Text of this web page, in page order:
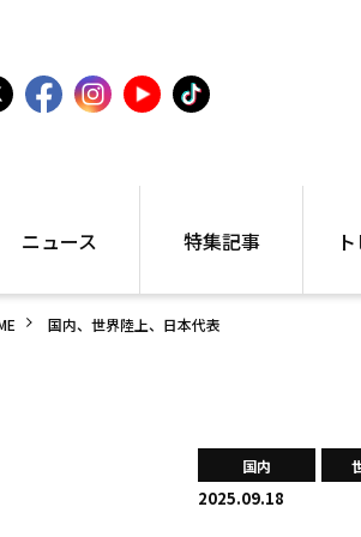
ニュース 特集記事
世界陸上
アラカルト
アイテ
プレ
国内、世界陸上、日本代表
国内
2025.09.18